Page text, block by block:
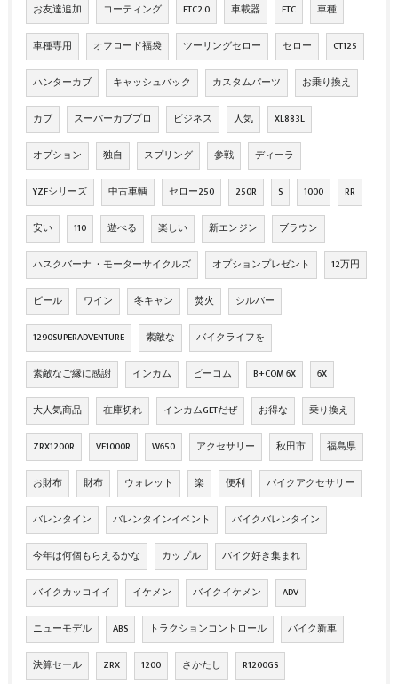
お友達追加 コーティング ETC2.0 車載器 ETC 車種
車種専用 オフロード福袋 ツーリングセロー セロー CT125
ハンターカブ キャッシュバック カスタムパーツ お乗り換え
カブ スーパーカブプロ ビジネス 人気 XL883L
オプション 独自 スプリング 参戦 ディーラ
YZFシリーズ 中古車輌 セロー250 250R S 1000 RR
安い 110 遊べる 楽しい 新エンジン ブラウン
ハスクバーナ ・モーターサイクルズ オプションプレゼント 12万円
ビール ワイン 冬キャン 焚火 シルバー
1290SUPERADVENTURE 素敵な バイクライフを
素敵なご縁に感謝 インカム ビーコム B+COM 6X 6X
大人気商品 在庫切れ インカムGETだぜ お得な 乗り換え
ZRX1200R VF1000R W650 アクセサリー 秋田市 福島県
お財布 財布 ウォレット 楽 便利 バイクアクセサリー
バレンタイン バレンタインイベント バイクバレンタイン
今年は何個もらえるかな カップル バイク好き集まれ
バイクカッコイイ イケメン バイクイケメン ADV
ニューモデル ABS トラクションコントロール バイク新車
決算セール ZRX 1200 さかたし R1200GS